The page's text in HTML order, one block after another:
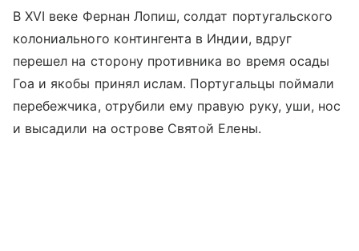
В XVI веке Фернан Лопиш, солдат португальского
колониального контингента в Индии, вдруг
перешел на сторону противника во время осады
Гоа и якобы принял ислам. Португальцы поймали
перебежчика, отрубили ему правую руку, уши, нос
и высадили на острове Святой Елены.